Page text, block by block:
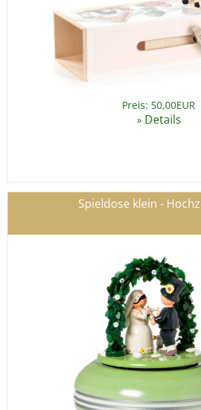
Preis: 50,00EUR
» Details
Spieldose klein -